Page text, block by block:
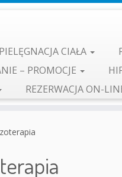
PIELĘGNACJA CIAŁA
– PROMOCJE
REZERWACJA ON-